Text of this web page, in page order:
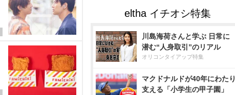
川島海荷さんと学ぶ 日常に
潜む“人身取引”のリアル
オリコンタイアップ特集
マクドナルドが40年にわたり
支える「小学生の甲子園」